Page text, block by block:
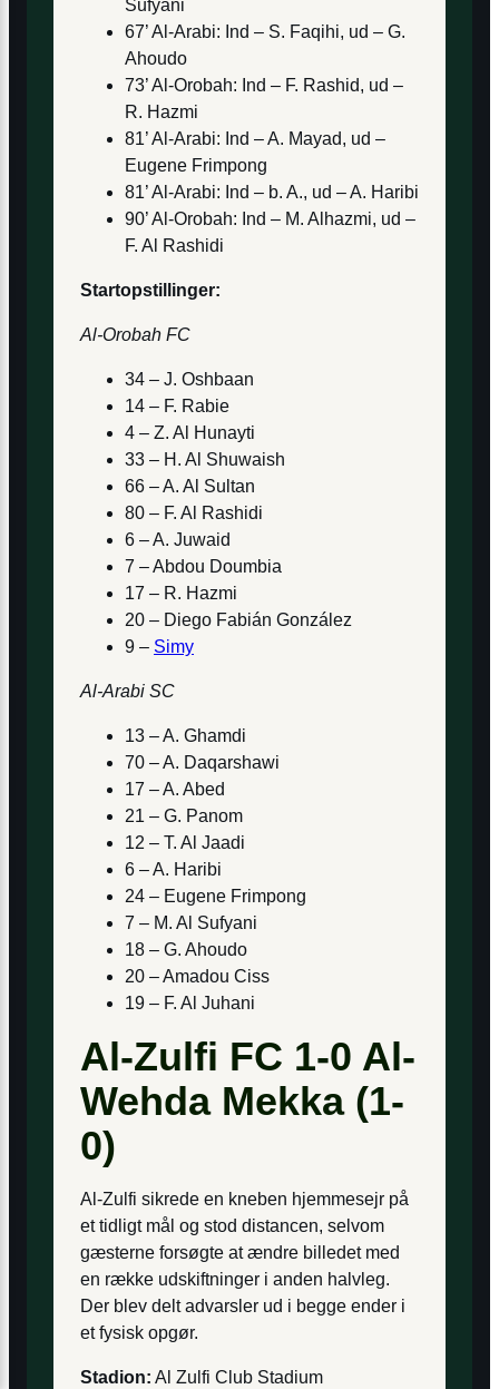
Sufyani
67’ Al-Arabi: Ind – S. Faqihi, ud – G.
Ahoudo
73’ Al-Orobah: Ind – F. Rashid, ud –
R. Hazmi
81’ Al-Arabi: Ind – A. Mayad, ud –
Eugene Frimpong
81’ Al-Arabi: Ind – b. A., ud – A. Haribi
90’ Al-Orobah: Ind – M. Alhazmi, ud –
F. Al Rashidi
Startopstillinger:
Al-Orobah FC
34 – J. Oshbaan
14 – F. Rabie
4 – Z. Al Hunayti
33 – H. Al Shuwaish
66 – A. Al Sultan
80 – F. Al Rashidi
6 – A. Juwaid
7 – Abdou Doumbia
17 – R. Hazmi
20 – Diego Fabián González
9 – Simy
Al-Arabi SC
13 – A. Ghamdi
70 – A. Daqarshawi
17 – A. Abed
21 – G. Panom
12 – T. Al Jaadi
6 – A. Haribi
24 – Eugene Frimpong
7 – M. Al Sufyani
18 – G. Ahoudo
20 – Amadou Ciss
19 – F. Al Juhani
Al-Zulfi FC 1-0 Al-
Wehda Mekka (1-
0)
Al-Zulfi sikrede en kneben hjemmesejr på
et tidligt mål og stod distancen, selvom
gæsterne forsøgte at ændre billedet med
en række udskiftninger i anden halvleg.
Der blev delt advarsler ud i begge ender i
et fysisk opgør.
Stadion: Al Zulfi Club Stadium